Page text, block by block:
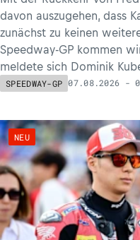
davon auszugehen, dass
zunächst zu keinen
Speedway-GP kommen
meldete sich Dominik
SPEEDWAY-GP 07.08.2026 -
NEU